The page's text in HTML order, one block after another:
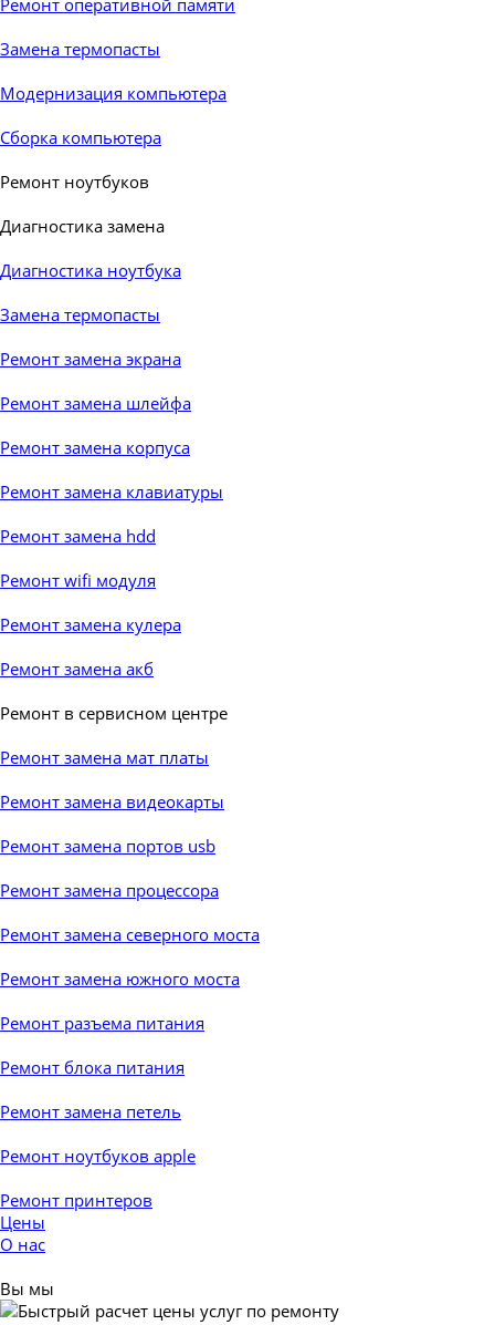
Ремонт оперативной памяти
Замена термопасты
Модернизация компьютера
Сборка компьютера
Ремонт ноутбуков
Диагностика замена
Диагностика ноутбука
Замена термопасты
Ремонт замена экрана
Ремонт замена шлейфа
Ремонт замена корпуса
Ремонт замена клавиатуры
Ремонт замена hdd
Ремонт wifi модуля
Ремонт замена кулера
Ремонт замена акб
Ремонт в сервисном центре
Ремонт замена мат платы
Ремонт замена видеокарты
Ремонт замена портов usb
Ремонт замена процессора
Ремонт замена северного моста
Ремонт замена южного моста
Ремонт разъема питания
Ремонт блока питания
Ремонт замена петель
Ремонт ноутбуков apple
Ремонт принтеров
Цены
О нас
Вы мы